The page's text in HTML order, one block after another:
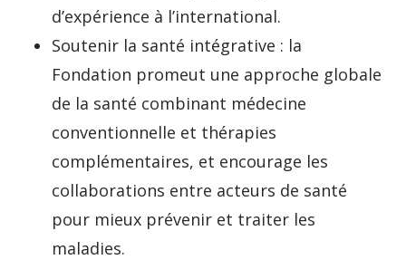
d’expérience à l’international.
Soutenir la santé intégrative : la
Fondation promeut une approche globale
de la santé combinant médecine
conventionnelle et thérapies
complémentaires, et encourage les
collaborations entre acteurs de santé
pour mieux prévenir et traiter les
maladies.